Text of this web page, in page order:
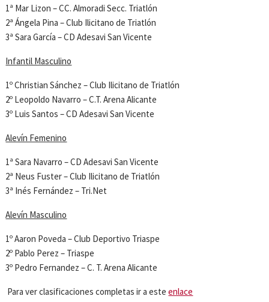
1ª Mar Lizon – CC. Almoradi Secc. Triatlón
2ª Ángela Pina – Club Ilicitano de Triatlón
3ª Sara García – CD Adesavi San Vicente
Infantil Masculino
1º Christian Sánchez – Club Ilicitano de Triatlón
2º Leopoldo Navarro – C.T. Arena Alicante
3º Luis Santos – CD Adesavi San Vicente
Alevín Femenino
1ª Sara Navarro – CD Adesavi San Vicente
2ª Neus Fuster – Club Ilicitano de Triatlón
3ª Inés Fernández – Tri.Net
Alevín Masculino
1º Aaron Poveda – Club Deportivo Triaspe
2º Pablo Perez – Triaspe
3º Pedro Fernandez – C. T. Arena Alicante
Para ver clasificaciones completas ir a esteenlace